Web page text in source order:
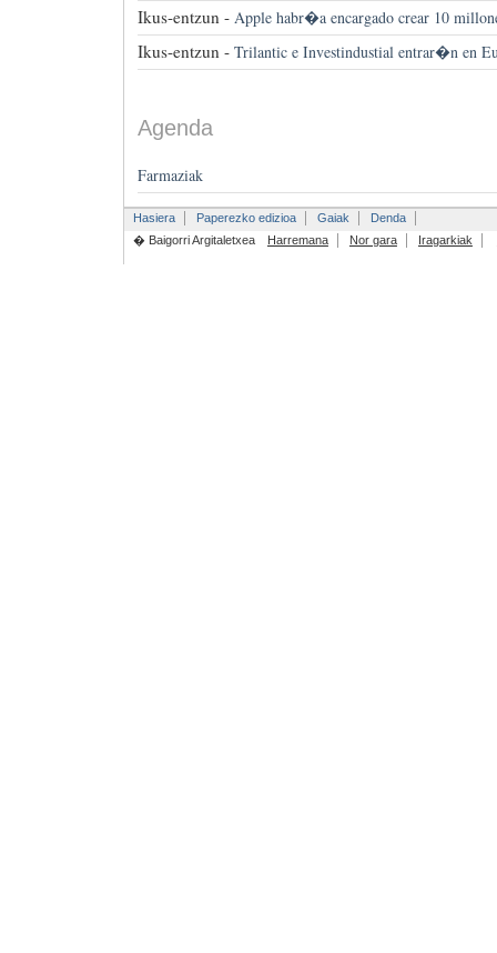
Ikus-entzun - Apple habr�a encargado crear 10
Ikus-entzun - Trilantic e Investindustial entrar�n en
Agenda
Farmaziak
Hasiera Paperezko edizioa Gaiak
Denda
� Baigorri Argitaletxea
Harremana Nor gara Iragarkiak